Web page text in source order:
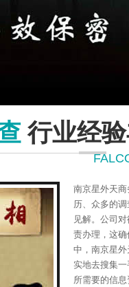
行业经验
南京星外天
历、众多的
见解。公司
责办理，这
中，南京星外
实地去搜集
所需要的信